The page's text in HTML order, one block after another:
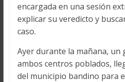
encargada en una sesión
explicar su veredicto y
caso.
Ayer durante la mañana, un
ambos centros poblados,
del municipio bandino para